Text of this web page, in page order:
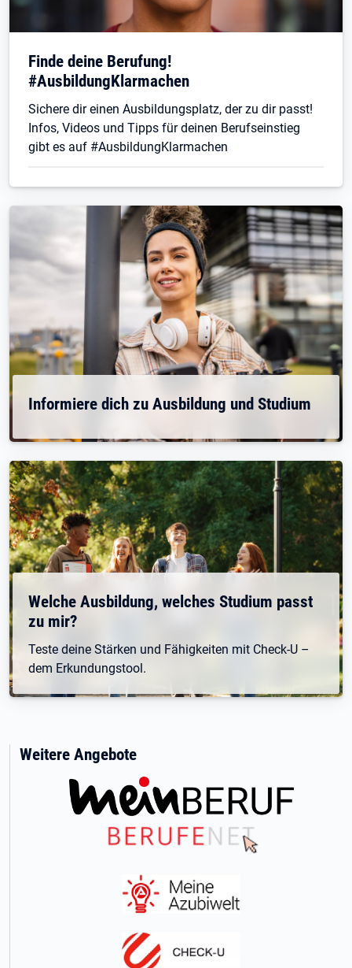
Finde deine Berufung!
#AusbildungKlarmachen
Sichere dir einen Ausbildungsplatz, der zu dir passt!
Infos, Videos und Tipps für deinen Berufseinstieg
gibt es auf #AusbildungKlarmachen
Informiere dich zu Ausbildung und Studium
Welche Ausbildung, welches Studium passt
zu mir?
Teste deine Stärken und Fähigkeiten mit Check-U –
dem Erkundungstool.
Weitere Angebote